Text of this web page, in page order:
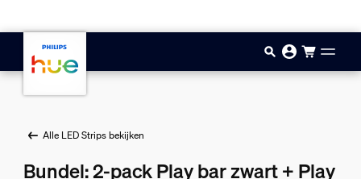
Alle LED Strips bekijken
Bundel: 2-pack Play bar zwart + Play